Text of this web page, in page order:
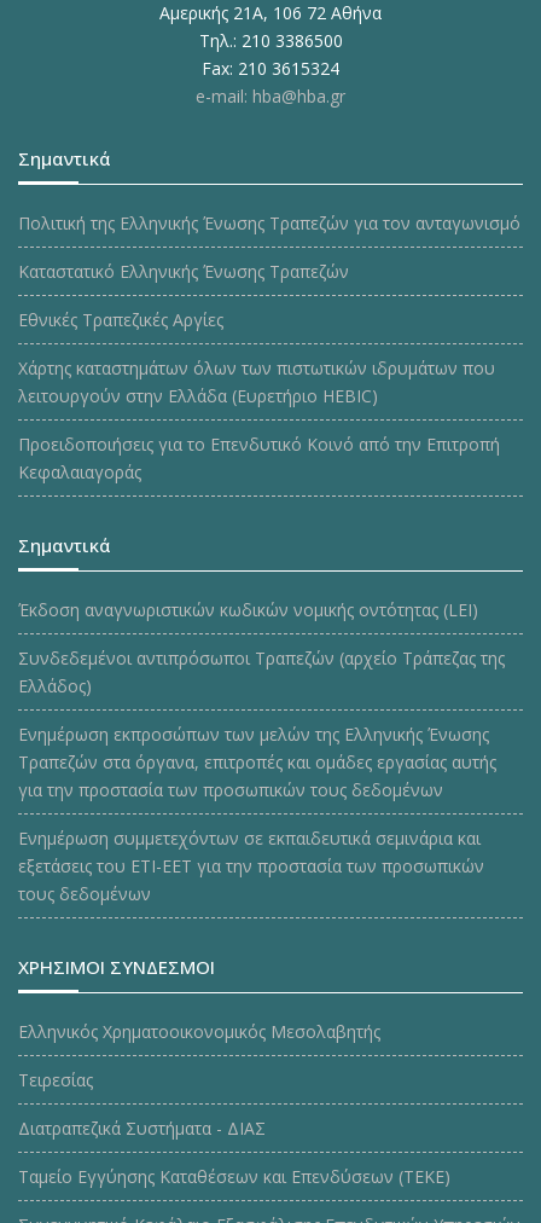
Αμερικής 21Α, 106 72 Αθήνα
Τηλ.: 210 3386500
Fax: 210 3615324
e-mail: hba@hba.gr
Σημαντικά
Πολιτική της Ελληνικής Ένωσης Τραπεζών για τον ανταγωνισμό
Καταστατικό Ελληνικής Ένωσης Τραπεζών
Εθνικές Τραπεζικές Αργίες
Χάρτης καταστημάτων όλων των πιστωτικών ιδρυμάτων που
λειτουργούν στην Ελλάδα (Ευρετήριο HEBIC)
Προειδοποιήσεις για το Επενδυτικό Κοινό από την Επιτροπή
Κεφαλαιαγοράς
Σημαντικά
Έκδοση αναγνωριστικών κωδικών νομικής οντότητας (LEI)
Συνδεδεμένοι αντιπρόσωποι Τραπεζών (αρχείο Τράπεζας της
Ελλάδος)
Ενημέρωση εκπροσώπων των μελών της Ελληνικής Ένωσης
Τραπεζών στα όργανα, επιτροπές και ομάδες εργασίας αυτής
για την προστασία των προσωπικών τους δεδομένων
Ενημέρωση συμμετεχόντων σε εκπαιδευτικά σεμινάρια και
εξετάσεις του ΕΤΙ-ΕΕΤ για την προστασία των προσωπικών
τους δεδομένων
ΧΡΗΣΙΜΟΙ ΣΥΝΔΕΣΜΟΙ
Ελληνικός Χρηματοοικονομικός Μεσολαβητής
Τειρεσίας
Διατραπεζικά Συστήματα - ΔΙΑΣ
Ταμείο Εγγύησης Καταθέσεων και Επενδύσεων (ΤΕΚE)